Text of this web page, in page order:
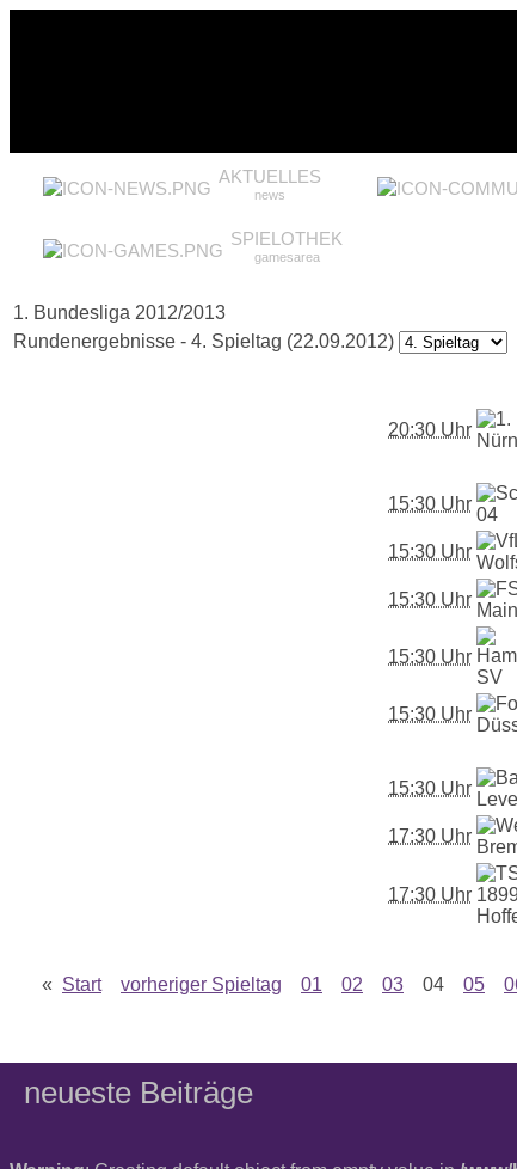
AKTUELLES
news
SPIELOTHEK
gamesarea
1. Bundesliga 2012/2013
Rundenergebnisse - 4. Spieltag (22.09.2012)
20:30 Uhr
15:30 Uhr
15:30 Uhr
15:30 Uhr
15:30 Uhr
15:30 Uhr
15:30 Uhr
17:30 Uhr
17:30 Uhr
« Start vorheriger Spieltag 01 02 03 04 05
neueste Beiträge